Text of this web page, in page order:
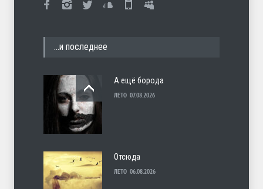
…и последнее
А ещё борода
ЛЕТО 07.08.2026
Отсюда
ЛЕТО 06.08.2026